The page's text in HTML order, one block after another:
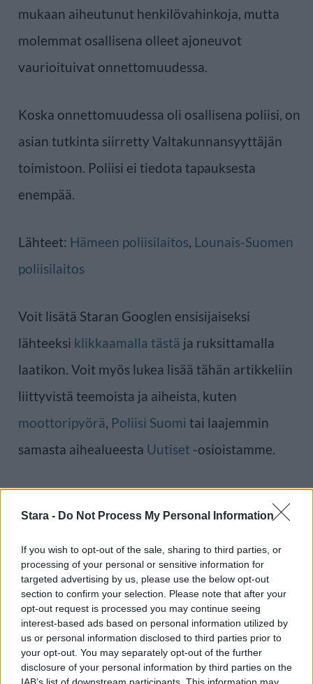
Stara - Do Not Process My Personal Information
If you wish to opt-out of the sale, sharing to third parties, or
processing of your personal or sensitive information for
targeted advertising by us, please use the below opt-out
section to confirm your selection. Please note that after your
opt-out request is processed you may continue seeing
interest-based ads based on personal information utilized by
us or personal information disclosed to third parties prior to
your opt-out. You may separately opt-out of the further
disclosure of your personal information by third parties on the
mukaan aiheutunut henkilövahinkoja, mutta
molemmat osallisena olleet ajoneuvot
vaurioituivat onnettomuudessa.
Koska onnettomuudessa oli osallisena poliisi, on
asian tutkinta siirretty Valtakunnansyyttäjän
toimistoon. Poliisi ei tiedota tapauksesta
enempää.
Lähteet: Hämeen poliisilaitos, Lounais-Suomen
poliisilaitos
Voit lisätä Staran Googlen ensisijaiseksi
lähteeksi klikkaamalla tästä ja ruksittamalla
laatikon. Voit myös lukea lisää tähän artikkeliin
liittyvistä teemoista ja aiheista, kuten
moottoripyörä, Poliisi Suomi tai laajemmin
samasta aihealueesta Uutiset -osioistamme.
Ilmoita virheestä·Tietoa meistä·Toimitusperiaatteet